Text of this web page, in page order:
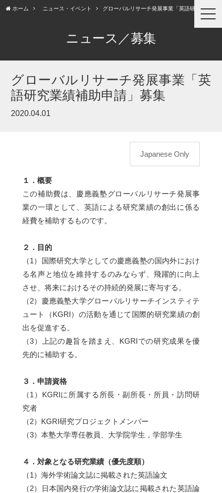
ホーム ニュース・イベント グローバルリサーチ発展事業「英語研究業績...
ニュース／募集
グローバルリサーチ発展事業「英
語研究業績補助申請」募集
2020.04.01
Japanese Only
１．概要
この補助費は、慶應義塾グローバルリサーチ発展事
業の一環として、英語による研究業績の創出に係る
経費を補助するものです。
２．目的
（1）国際研究大学としての慶應義塾の国内外におけ
る名声と地位を維持するのみならず、飛躍的に向上
させ、将来におけるその持続的発展に寄与する。
（2）慶應義塾大学グローバルリサーチインスティテ
ュート（KGRI）の活動を通じて国際的研究業績の創
出を促進する。
（3）上記の趣旨を踏まえ、KGRIでの研究成果を優
先的に補助する。
３．申請資格
（1）KGRIに所属する所長・副所長・所員・訪問研
究者
（2）KGRI研究プロジェクトメンバー
（3）本塾大学専任教員、大学院学生，学部学生
４．対象となる研究業績（優先度順）
（1）海外学術論文誌に掲載された英語論文
（2）日本国内発行の学術論文誌に掲載された英語論